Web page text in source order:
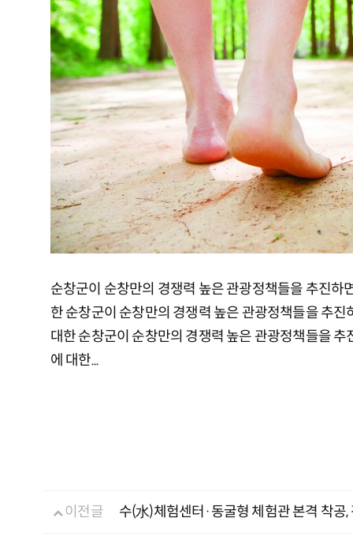
순창군이 순창만의 경쟁력 높은 관광정책들을 추진
한 순창군이 순창만의 경쟁력 높은 관광정책들을 추
대한 순창군이 순창만의 경쟁력 높은 관광정책들을
에 대한...
이전글 수(水)체험센터·동굴형 체험관 본격 착공